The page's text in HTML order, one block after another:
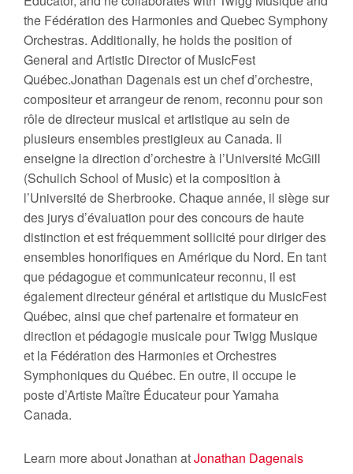
the Fédération des Harmonies and Quebec Symphony
Orchestras. Additionally, he holds the position of
General and Artistic Director of MusicFest
Québec.Jonathan Dagenais est un chef d’orchestre,
compositeur et arrangeur de renom, reconnu pour son
rôle de directeur musical et artistique au sein de
plusieurs ensembles prestigieux au Canada. Il
enseigne la direction d’orchestre à l’Université McGill
(Schulich School of Music) et la composition à
l’Université de Sherbrooke. Chaque année, il siège sur
des jurys d’évaluation pour des concours de haute
distinction et est fréquemment sollicité pour diriger des
ensembles honorifiques en Amérique du Nord. En tant
que pédagogue et communicateur reconnu, il est
également directeur général et artistique du MusicFest
Québec, ainsi que chef partenaire et formateur en
direction et pédagogie musicale pour Twigg Musique
et la Fédération des Harmonies et Orchestres
Symphoniques du Québec. En outre, il occupe le
poste d’Artiste Maître Éducateur pour Yamaha
Canada.
Learn more about Jonathan atJonathan Dagenais